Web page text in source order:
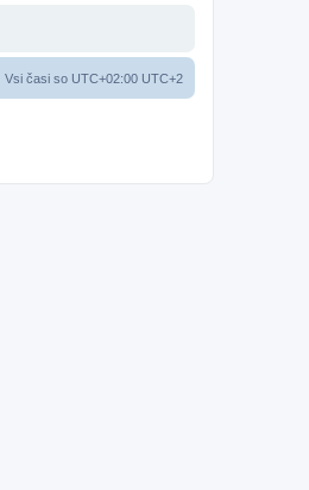
Vsi časi so UTC+02:00 UTC+2